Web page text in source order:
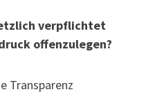
verpflichtet
offenzulegen?
Transparenz